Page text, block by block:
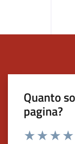
Quanto
pagina?
Valuta da 1 a 5